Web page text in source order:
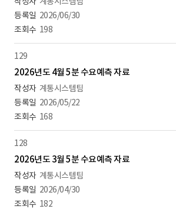
2026/06/30
198
129
2026년도 4월 5분 수요예측 자료
계통시스템팀
2026/05/22
168
128
2026년도 3월 5분 수요예측 자료
계통시스템팀
2026/04/30
182